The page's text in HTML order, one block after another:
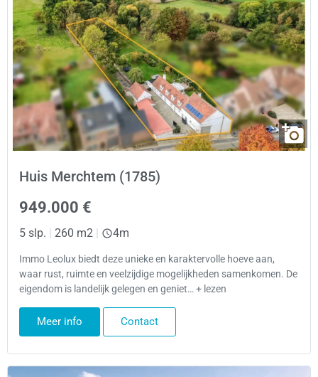
Huis Merchtem (1785)
949.000 €
5 slp. | 260 m2 | 4m
Immo Leolux biedt deze unieke en karaktervolle hoeve aan,
waar rust, ruimte en veelzijdige mogelijkheden samenkomen. De
eigendom is landelijk gelegen en geniet… + lezen
Meer info Contact